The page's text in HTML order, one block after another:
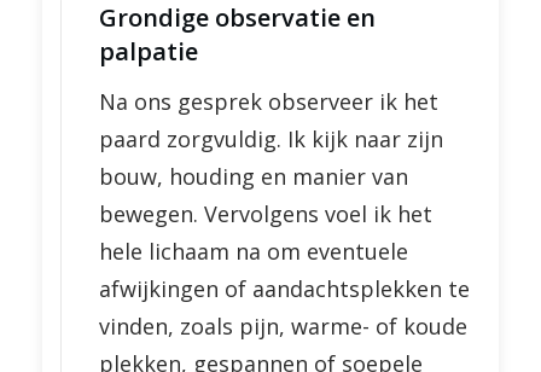
Grondige observatie en
palpatie
Na ons gesprek observeer ik het
paard zorgvuldig. Ik kijk naar zijn
bouw, houding en manier van
bewegen. Vervolgens voel ik het
hele lichaam na om eventuele
afwijkingen of aandachtsplekken te
vinden, zoals pijn, warme- of koude
plekken, gespannen of soepele